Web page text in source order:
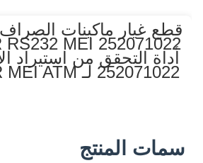
قطع غيار ماكينات الصراف
RS232 MEI
أداة التحقق من استيراد
252071022 لـ SCNL6607R MEI ATM
سمات المنتج